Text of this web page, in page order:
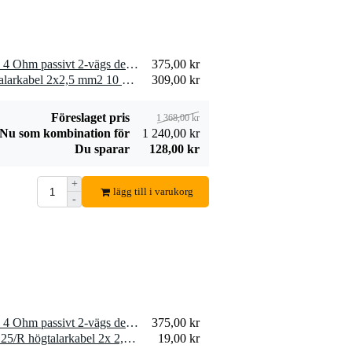
2 x Visaton HW 2/70 NG - 4 Ohm passivt 2-vägs delningsfilter för högtalare
375,00 kr
2 x Devine SPE25/10 högtalarkabel 2x2,5 mm2 10 meter
309,00 kr
Föreslaget pris 1 368,00 kr
Nu som kombination för
1 240,00 kr
Du sparar
128,00 kr
+
-
lägg till i varukorg
1 x Visaton HW 2/70 NG - 4 Ohm passivt 2-vägs delningsfilter för högtalare
375,00 kr
10 x Devine SPE25/R SPE25/R högtalarkabel 2x 2,5 mm2 per meter
19,00 kr